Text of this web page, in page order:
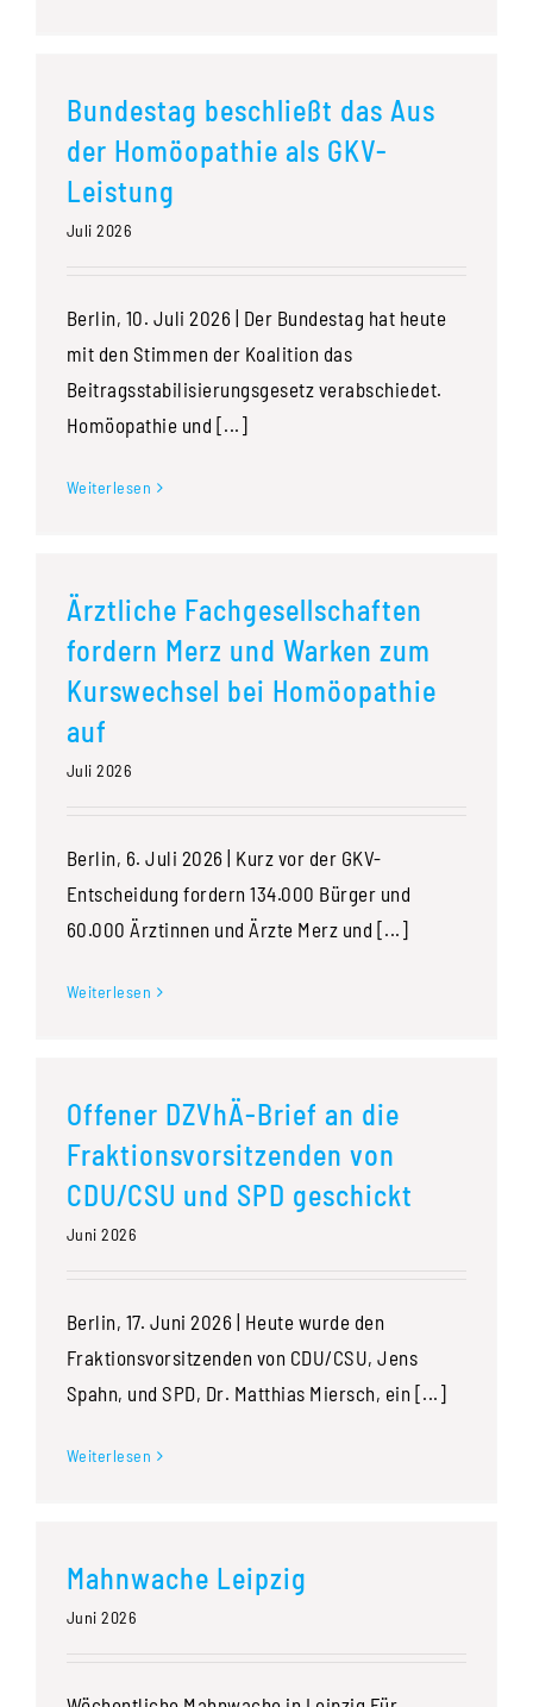
Bundestag beschließt das Aus
der Homöopathie als GKV-
Leistung
Juli 2026
Berlin, 10. Juli 2026 | Der Bundestag hat heute
mit den Stimmen der Koalition das
Beitragsstabilisierungsgesetz verabschiedet.
Homöopathie und [...]
Weiterlesen
Ärztliche Fachgesellschaften
fordern Merz und Warken zum
Kurswechsel bei Homöopathie
auf
Juli 2026
Berlin, 6. Juli 2026 | Kurz vor der GKV-
Entscheidung fordern 134.000 Bürger und
60.000 Ärztinnen und Ärzte Merz und [...]
Weiterlesen
Offener DZVhÄ-Brief an die
Fraktionsvorsitzenden von
CDU/CSU und SPD geschickt
Juni 2026
Berlin, 17. Juni 2026 | Heute wurde den
Fraktionsvorsitzenden von CDU/CSU, Jens
Spahn, und SPD, Dr. Matthias Miersch, ein [...]
Weiterlesen
Mahnwache Leipzig
Juni 2026